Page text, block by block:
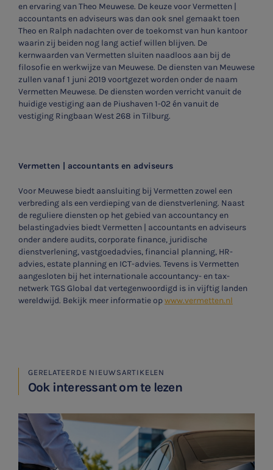
en ervaring van Theo Meuwese. De keuze voor Vermetten |
accountants en adviseurs was dan ook snel gemaakt toen
Theo en Ralph nadachten over de toekomst van hun kantoor
waarin zij beiden nog lang actief willen blijven. De
kernwaarden van Vermetten sluiten naadloos aan bij de
filosofie en werkwijze van Meuwese. De diensten van Meuwese
zullen vanaf 1 juni 2019 voortgezet worden onder de naam
Vermetten Meuwese. De diensten worden verricht vanuit de
huidige vestiging aan de Piushaven 1-02 én vanuit de
vestiging Ringbaan West 268 in Tilburg.
Vermetten | accountants en adviseurs
Voor Meuwese biedt aansluiting bij Vermetten zowel een
verbreding als een verdieping van de dienstverlening. Naast
de reguliere diensten op het gebied van accountancy en
belastingadvies biedt Vermetten | accountants en adviseurs
onder andere audits, corporate finance, juridische
dienstverlening, vastgoedadvies, financial planning, HR-
advies, estate planning en ICT-advies. Tevens is Vermetten
aangesloten bij het internationale accountancy- en tax-
netwerk TGS Global dat vertegenwoordigd is in vijftig landen
wereldwijd. Bekijk meer informatie opwww.vermetten.nl
GERELATEERDE NIEUWSARTIKELEN
Ook interessant om te lezen